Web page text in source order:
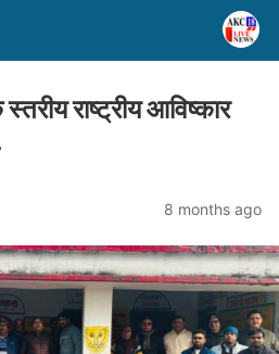
राष्ट्रीय आविष्कार
8 months ago